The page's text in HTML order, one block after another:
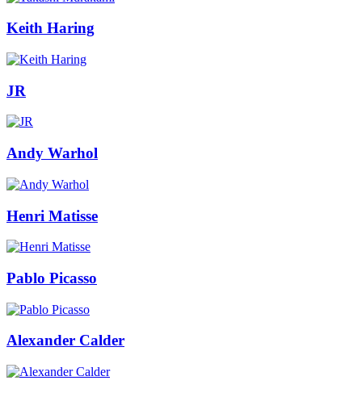
Keith Haring
JR
Andy Warhol
Henri Matisse
Pablo Picasso
Alexander Calder